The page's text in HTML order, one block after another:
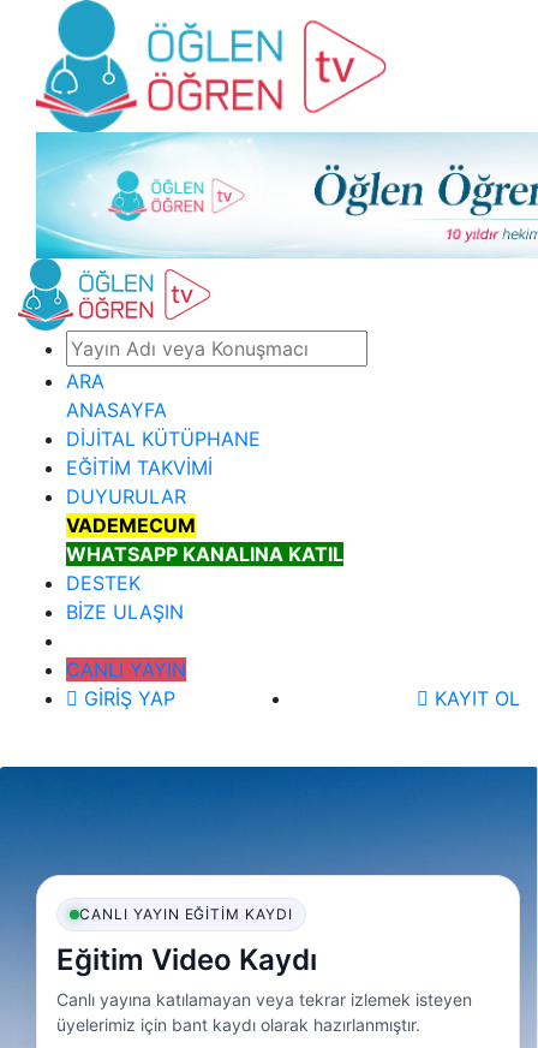
ARA
ANASAYFA
DİJİTAL KÜTÜPHANE
EĞİTİM TAKVİMİ
DUYURULAR
VADEMECUM
WHATSAPP KANALINA KATIL
DESTEK
BİZE ULAŞIN
CANLI YAYIN
GİRİŞ YAP
KAYIT OL
CANLI YAYIN EĞITIM KAYDI
Eğitim Video Kaydı
Canlı yayına katılamayan veya tekrar izlemek isteyen
üyelerimiz için bant kaydı olarak hazırlanmıştır.